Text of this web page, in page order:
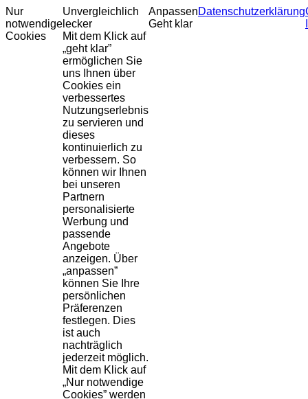
Nur
notwendige
Cookies
Unvergleichlich
lecker
Mit dem Klick auf
„geht klar”
ermöglichen Sie
uns Ihnen über
Cookies ein
verbessertes
Nutzungserlebnis
zu servieren und
dieses
kontinuierlich zu
verbessern. So
können wir Ihnen
bei unseren
Partnern
personalisierte
Werbung und
passende
Angebote
anzeigen. Über
„anpassen”
können Sie Ihre
persönlichen
Präferenzen
festlegen. Dies
ist auch
nachträglich
jederzeit möglich.
Mit dem Klick auf
„Nur notwendige
Cookies” werden
Anpassen
Geht klar
Datenschutzerklärung